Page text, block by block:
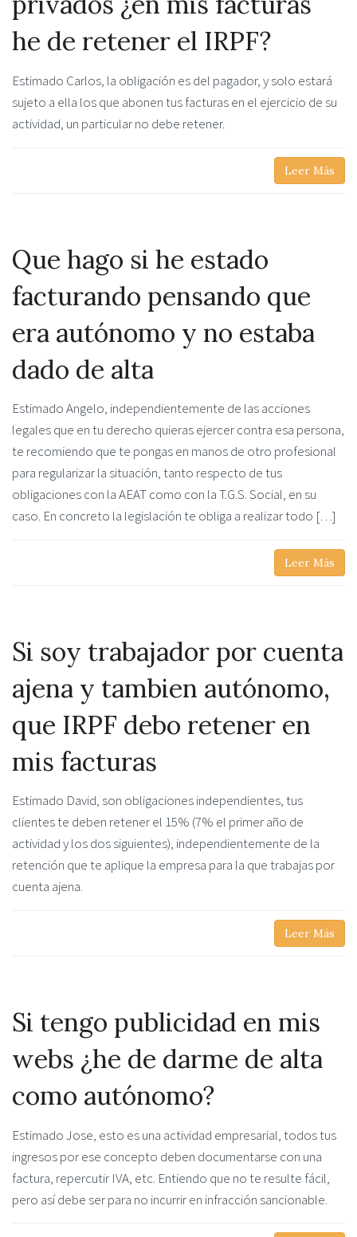
he de retener el IRPF?
Estimado Carlos, la obligación es del pagador, y solo estará
sujeto a ella los que abonen tus facturas en el ejercicio de su
actividad, un particular no debe retener.
Leer Más
Que hago si he estado
facturando pensando que
era autónomo y no estaba
dado de alta
Estimado Angelo, independientemente de las acciones
legales que en tu derecho quieras ejercer contra esa persona,
te recomiendo que te pongas en manos de otro profesional
para regularizar la situación, tanto respecto de tus
obligaciones con la AEAT como con la T.G.S. Social, en su
caso. En concreto la legislación te obliga a realizar todo […]
Leer Más
Si soy trabajador por cuenta
ajena y tambien autónomo,
que IRPF debo retener en
mis facturas
Estimado David, son obligaciones independientes, tus
clientes te deben retener el 15% (7% el primer año de
actividad y los dos siguientes), independientemente de la
retención que te aplique la empresa para la que trabajas por
cuenta ajena.
Leer Más
Si tengo publicidad en mis
webs ¿he de darme de alta
como autónomo?
Estimado Jose, esto es una actividad empresarial, todos tus
ingresos por ese concepto deben documentarse con una
factura, repercutir IVA, etc. Entiendo que no te resulte fácil,
pero así debe ser para no incurrir en infracción sancionable.